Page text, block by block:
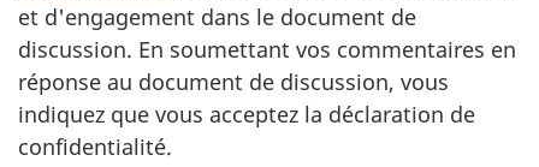
et d'engagement dans le document de
discussion. En soumettant vos commentaires en
réponse au document de discussion, vous
indiquez que vous acceptez la déclaration de
confidentialité.